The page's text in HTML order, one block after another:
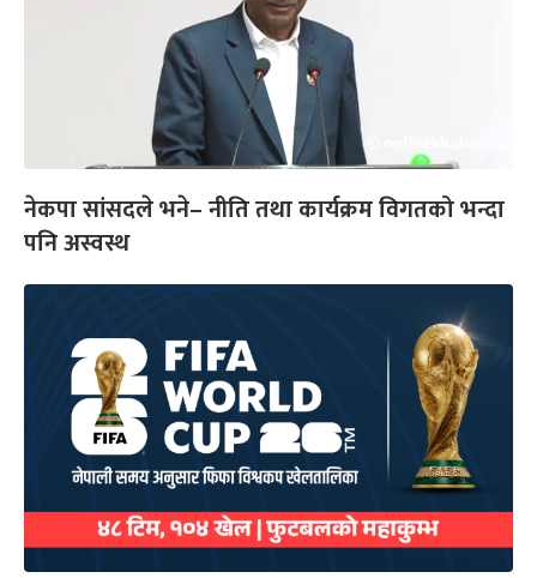
नेकपा सांसदले भने– नीति तथा कार्यक्रम विगतको भन्दा
पनि अस्वस्थ